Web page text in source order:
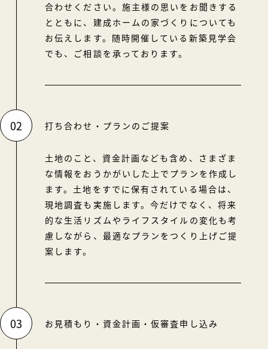
合わせください。施主様の思いをお聞きする
とともに、建成ホームの家づくりについても
お伝えします。随時開催している新築見学会
でも、ご相談を承っております。
02 打ち合わせ・プランのご提案
土地のこと、資金計画なども含め、さまざま
な情報をおうかがいした上でプランを作成し
ます。土地をすでに保有されている場合は、
現地調査も実施します。今だけでなく、将来
的な生活リズムやライフスタイルの変化も考
慮しながら、最適なプランをつくり上げご提
案します。
03 お見積もり・資金計画・仮審査申し込み